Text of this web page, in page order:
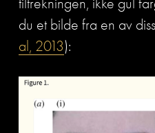
du et bilde fra en av
al, 2013):